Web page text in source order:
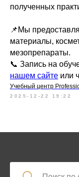
полученных
📌Мы
материалы,
мезопрепараты.
📞 Запись на
нашем сайте или
Учебный центр
2025-12-22 19:22